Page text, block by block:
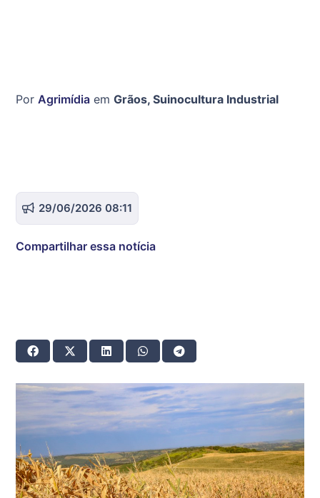
Por Agrimídia em Grãos, Suinocultura Industrial
29/06/2026 08:11
Compartilhar essa notícia